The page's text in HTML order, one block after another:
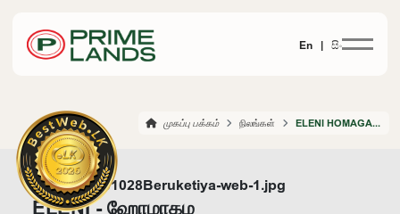
En | සිං
முகப்பு பக்கம் நிலங்கள் ELENI HOMAGAMA
ELENI - ஹோமாகம